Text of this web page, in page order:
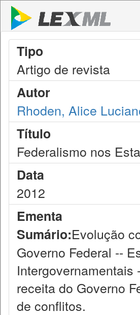
Tipo
Artigo de revista
Autor
Rhoden, Alice
Título
Federalismo nos
Data
2012
Ementa
Sumário:Evolução
Governo Federal --
Intergovernamentais
receita do Governo
de conflitos.